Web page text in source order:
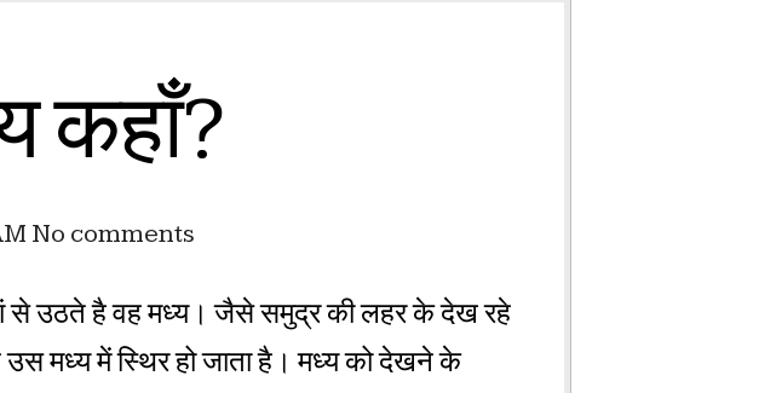
कहाँ?
No comments
से उठते है वह मध्य। जैसे समुद्र की लहर के देख रहे
मध्य में स्थिर हो जाता है। मध्य को देखने के